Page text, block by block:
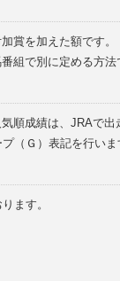
賞を加えた額です。
組で別に定める方法
順成績は、JRAで出
（Ｇ）表記を行いま
ます。